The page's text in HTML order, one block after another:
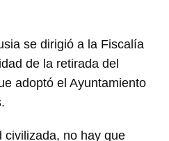
se dirigió a la Fiscalía
de la retirada del
adoptó el Ayuntamiento
civilizada, no hay que